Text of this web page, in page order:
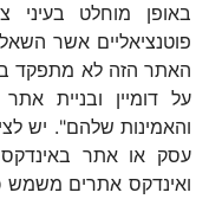
באופן מוחלט בעיני
פוטנציאליים אשר
האתר הזה לא מתפקד
על דומיין ובניית
והאמינות שלהם". יש
עסק או אתר
ואינדקס אתרים משמש